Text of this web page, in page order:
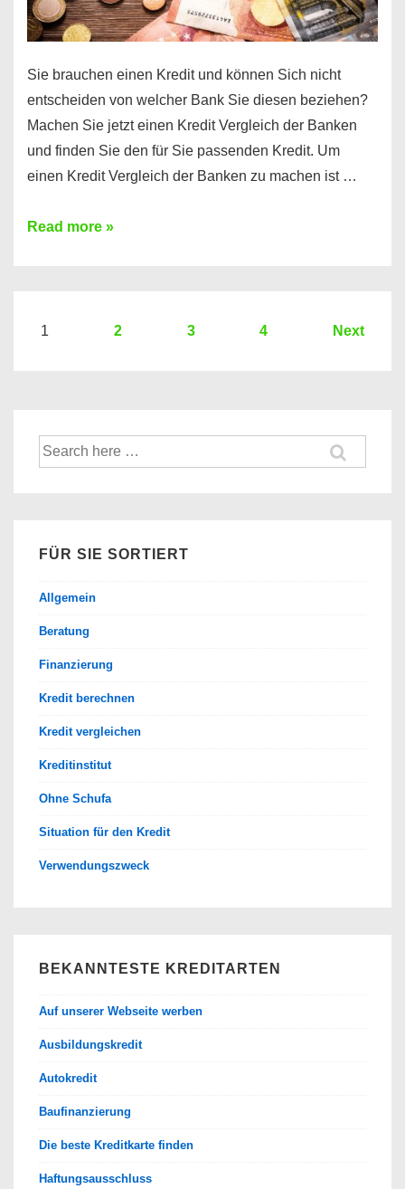
Sie brauchen einen Kredit und können Sich nicht
entscheiden von welcher Bank Sie diesen beziehen?
Machen Sie jetzt einen Kredit Vergleich der Banken
und finden Sie den für Sie passenden Kredit. Um
einen Kredit Vergleich der Banken zu machen ist …
Sie
Hier
Banken
Read more »
Seitennummerierung
1 2 3 4 Next
Suche
nach:
FÜR SIE SORTIERT
Allgemein
Beratung
Finanzierung
Kredit berechnen
Kredit vergleichen
Kreditinstitut
Ohne Schufa
Situation für den Kredit
Verwendungszweck
BEKANNTESTE KREDITARTEN
Auf unserer Webseite werben
Ausbildungskredit
Autokredit
Baufinanzierung
Die beste Kreditkarte finden
Haftungsausschluss